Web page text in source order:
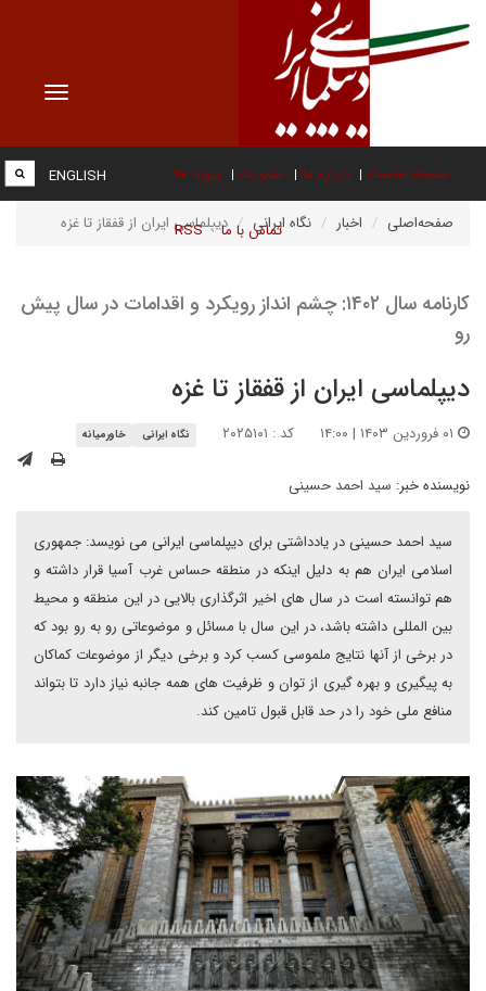
Toggle
صفحه نخست درباره ما عضویت پیوند ها
تماس با ما RSS
ENGLISH
صفحه‌اصلی اخبار نگاه ایرانی دیپلماسی ایران از قفقاز تا غزه
کارنامه سال ۱۴۰۲: چشم انداز رویکرد و اقدامات در سال پیش
رو
دیپلماسی ایران از قفقاز تا غزه
کد : ۲۰۲۵۱۰۱ نگاه ایرانی خاورمیانه
نویسنده خبر: سید احمد حسینی
سید احمد حسینی در یادداشتی برای دیپلماسی ایرانی می نویسد: جمهوری
اسلامی ایران هم به دلیل اینکه در منطقه حساس غرب آسیا قرار داشته و
هم توانسته است در سال های اخیر اثرگذاری بالایی در این منطقه و محیط
بین المللی داشته باشد، در این سال با مسائل و موضوعاتی رو به رو بود که
در برخی از آنها نتایج ملموسی کسب کرد و برخی دیگر از موضوعات کماکان
به پیگیری و بهره گیری از توان و ظرفیت های همه جانبه نیاز دارد تا بتواند
منافع ملی خود را در حد قابل قبول تامین کند.